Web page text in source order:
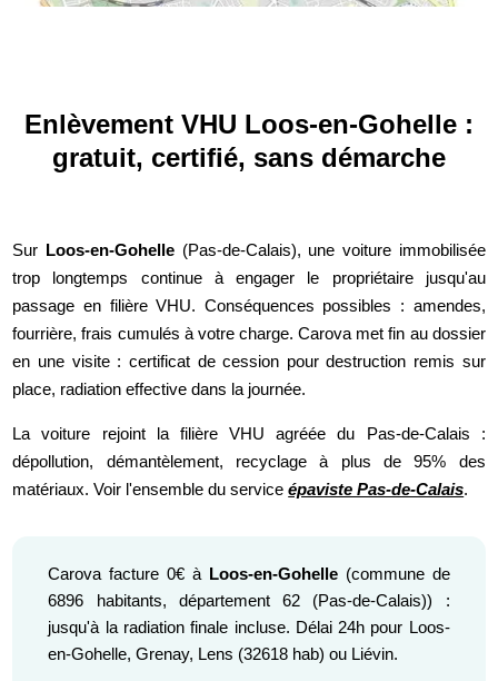
Enlèvement VHU Loos-en-Gohelle :
gratuit, certifié, sans démarche
Sur Loos-en-Gohelle(Pas-de-Calais), une voiture immobilisée
trop longtemps continue à engager le propriétaire jusqu'au
passage en filière VHU. Conséquences possibles : amendes,
fourrière, frais cumulés à votre charge. Carova met fin au dossier
en une visite : certificat de cession pour destruction remis sur
place, radiation effective dans la journée.
La voiture rejoint la filière VHU agréée du Pas-de-Calais :
dépollution, démantèlement, recyclage à plus de 95% des
matériaux. Voir l'ensemble du serviceépaviste Pas-de-Calais.
Carova facture 0€ à Loos-en-Gohelle(commune de
6896 habitants, département 62 (Pas-de-Calais)) :
jusqu'à la radiation finale incluse. Délai 24h pour Loos-
en-Gohelle, Grenay, Lens (32618 hab) ou Liévin.